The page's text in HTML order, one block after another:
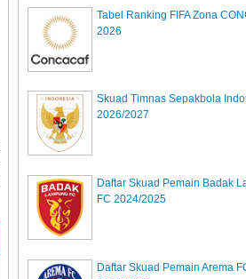
Tabel Ranking FIFA Zona
2026
Skuad Timnas Sepakbola
2026/2027
Daftar Skuad Pemain Badak
FC 2024/2025
Daftar Skuad Pemain Arema